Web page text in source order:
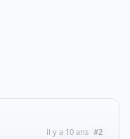
il y a 10 ans #2